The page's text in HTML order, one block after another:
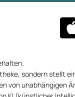
sondern stellt
von unabhängigen